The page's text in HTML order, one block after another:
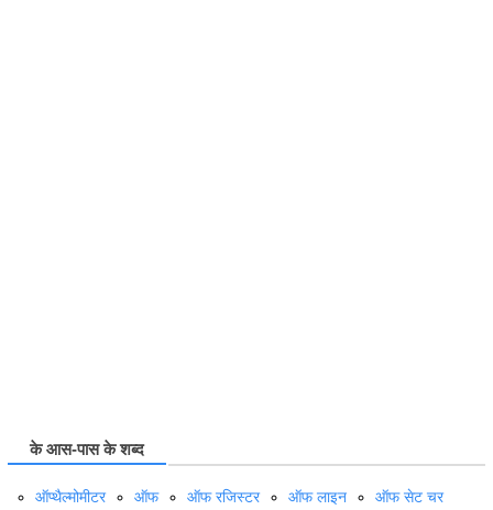
के आस-पास के शब्द
ऑप्‍थैल्मोमीटर ऑफ ऑफ रजिस्टर ऑफ लाइन ऑफ सेट चर